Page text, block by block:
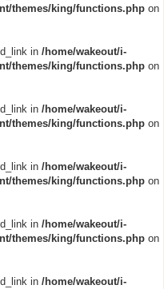
themes/king/functions.php on
in /home/wakeout/i-
themes/king/functions.php on
in /home/wakeout/i-
themes/king/functions.php on
in /home/wakeout/i-
themes/king/functions.php on
in /home/wakeout/i-
themes/king/functions.php on
in /home/wakeout/i-